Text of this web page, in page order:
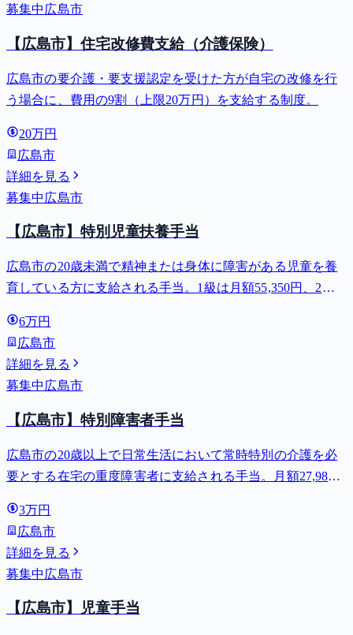
募集中 広島市
【広島市】住宅改修費支給（介護保険）
広島市の要介護・要支援認定を受けた方が自宅の改修を行
う場合に、費用の9割（上限20万円）を支給する制度。
20万円
広島市
詳細を見る
募集中 広島市
【広島市】特別児童扶養手当
広島市の20歳未満で精神または身体に障害がある児童を養
育している方に支給される手当。1級は月額55,350円、2級
6万円
広島市
詳細を見る
募集中 広島市
【広島市】特別障害者手当
広島市の20歳以上で日常生活において常時特別の介護を必
要とする在宅の重度障害者に支給される手当。月額27,980
3万円
広島市
詳細を見る
募集中 広島市
【広島市】児童手当